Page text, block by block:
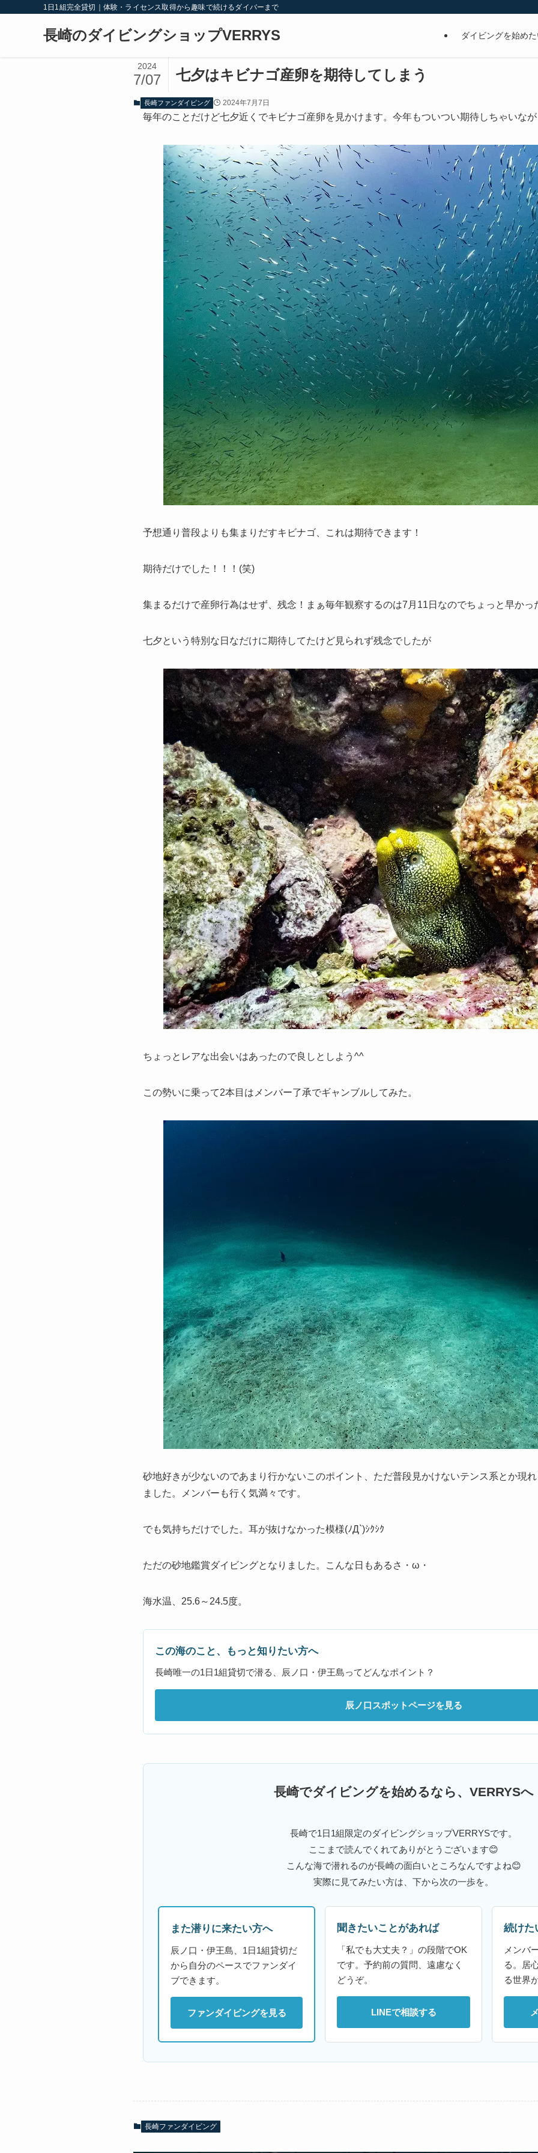
1日1組完全貸切｜体験・ライセンス取得から趣味で続けるダイバーまで
長崎のダイビングショップVERRYS ダイビングを始め
七夕はキビナゴ産卵を期待してしまう
2024
7/07
長崎ファンダイビング 2024年7月7日
毎年のことだけど七夕近くでキビナゴ産卵を見かけます。今年もついつい期待しちゃいな
予想通り普段よりも集まりだすキビナゴ、これは期待できます！
期待だけでした！！！(笑)
集まるだけで産卵行為はせず、残念！まぁ毎年観察するのは7月11日なのでちょっと早かっ
七夕という特別な日なだけに期待してたけど見られず残念でしたが
ちょっとレアな出会いはあったので良しとしよう^^
この勢いに乗って2本目はメンバー了承でギャンブルしてみた。
砂地好きが少ないのであまり行かないこのポイント、ただ普段見かけないテンス系とか現
ました。メンバーも行く気満々です。
でも気持ちだけでした。耳が抜けなかった模様(ﾉД`)ｼｸｼｸ
ただの砂地鑑賞ダイビングとなりました。こんな日もあるさ・ω・
海水温、25.6～24.5度。
この海のこと、もっと知りたい方へ
長崎唯一の1日1組貸切で潜る、辰ノ口・伊王島ってどんなポイント？
辰ノ口スポットページを見る
長崎でダイビングを始めるなら、VERRYSへ
長崎で1日1組限定のダイビングショップVERRYSです。
ここまで読んでくれてありがとうございます😊
こんな海で潜れるのが長崎の面白いところなんですよね😊
実際に見てみたい方は、下から次の一歩を。
また潜りに来たい方へ
辰ノ口・伊王島、1日1組貸切だ
から自分のペースでファンダイ
ブできます。
ファンダイビングを見る
聞きたいことがあれば
「私でも大丈夫？」の段階でOK
です。予約前の質問、遠慮なく
どうぞ。
LINEで相談する
続けた
メンバ
る。居
る世界
長崎ファンダイビング